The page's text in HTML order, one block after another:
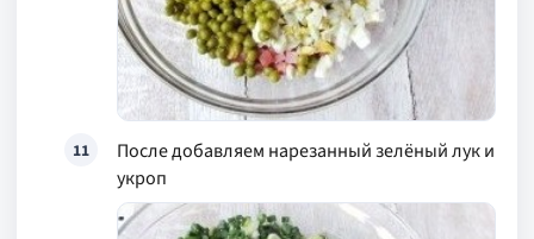
11
После добавляем нарезанный зелёный лук и
укроп